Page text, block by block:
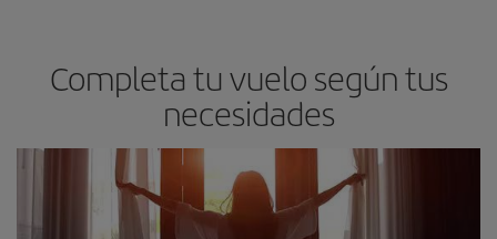
Completa tu vuelo según tus
necesidades